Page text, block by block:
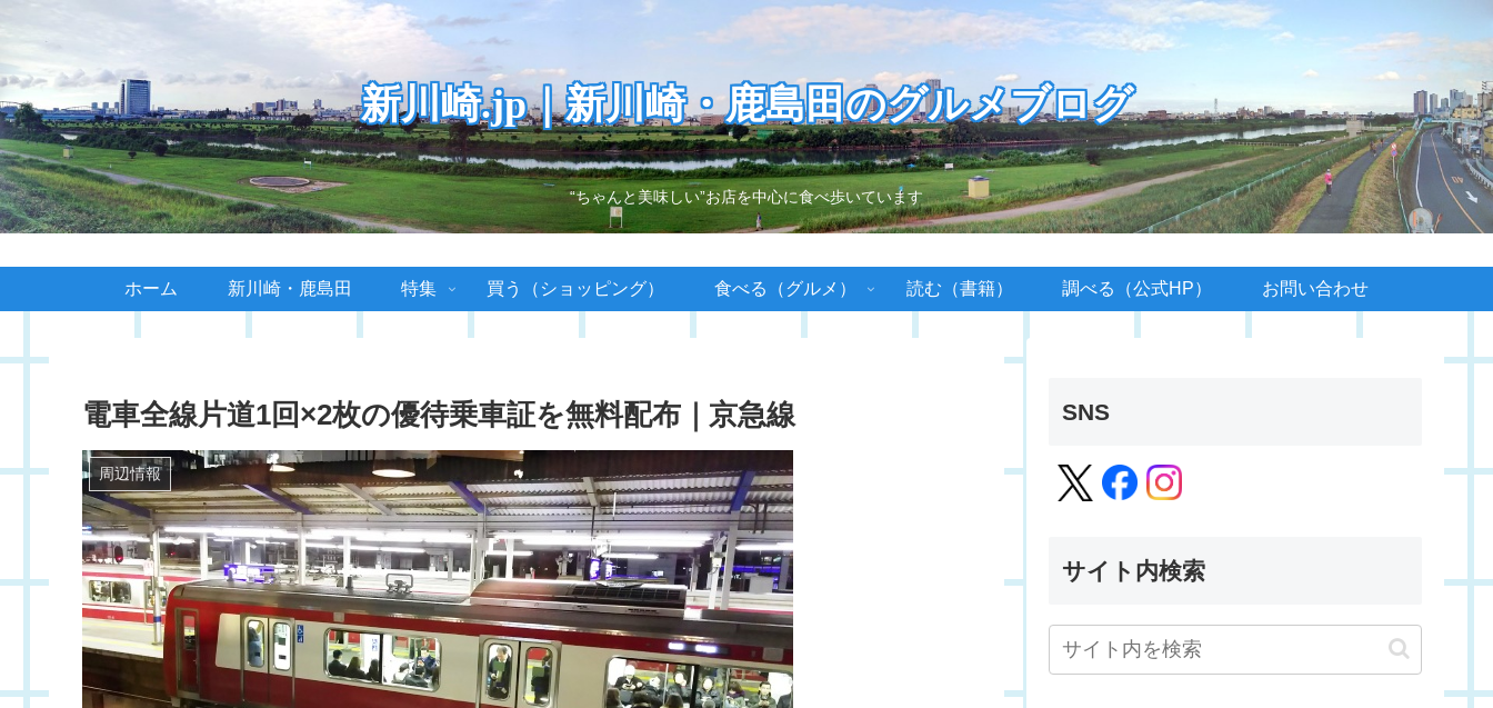
新川崎.jp｜新川崎・鹿島田のグルメブログ
“ちゃんと美味しい”お店を中心に食べ歩いています
ホーム 新川崎・鹿島田 特集 買う（ショッピング） 食べる（グルメ） 読む（書籍） 調べる（公式HP） お問い合わせ
電車全線片道1回×2枚の優待乗車証を無料配布｜京急線
周辺情報
SNS
サイト内検索